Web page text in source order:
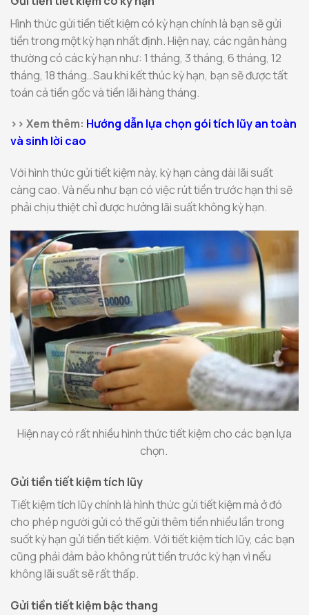
Hình thức gửi tiền tiết kiệm có kỳ hạn chính là bạn sẽ gửi
tiền trong một kỳ hạn nhất định. Hiện nay, các ngân hàng
thường có các kỳ hạn như: 1 tháng, 3 tháng, 6 tháng, 12
tháng, 18 tháng…Sau khi kết thúc kỳ hạn, bạn sẽ được tất
toán cả tiền gốc và tiền lãi hàng tháng.
>> Xem thêm: Hướng dẫn lựa chọn gói tích lũy an toàn
và sinh lời cao
Với hình thức gửi tiết kiệm này, kỳ hạn càng dài lãi suất
càng cao. Và nếu như bạn có việc rút tiền trước hạn thì sẽ
phải chịu thiệt chỉ được hưởng lãi suất không kỳ hạn.
Hiện nay có rất nhiều hình thức tiết kiệm cho các bạn lựa
chọn.
Gửi tiền tiết kiệm tích lũy
Tiết kiệm tích lũy chính là hình thức gửi tiết kiệm mà ở đó
cho phép người gửi có thể gửi thêm tiền nhiều lần trong
suốt kỳ hạn gửi tiền tiết kiệm. Với tiết kiệm tích lũy, các bạn
cũng phải đảm bảo không rút tiền trước kỳ hạn vì nếu
không lãi suất sẽ rất thấp.
Gửi tiền tiết kiệm bậc thang